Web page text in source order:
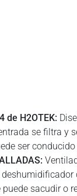
de H2OTEK:
se filtra y
ser
sacudir o